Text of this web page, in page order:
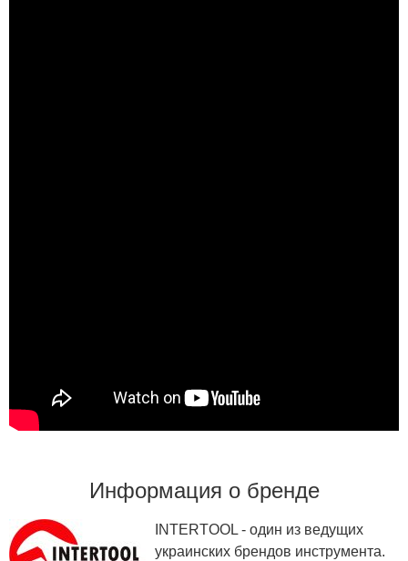
Информация о бренде
INTERTOOL - один из ведущих
украинских брендов инструмента.